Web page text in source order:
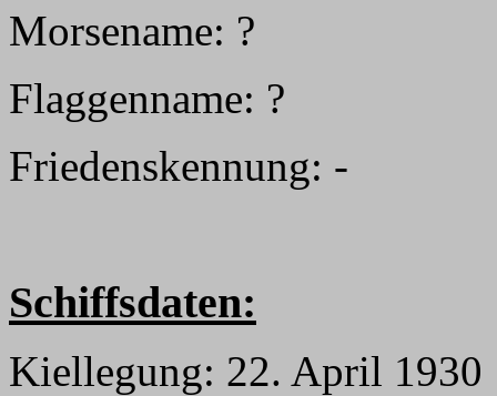
Morsename: ?
Flaggenname: ?
Friedenskennung: -
Schiffsdaten:
Kiellegung: 22. April 1930